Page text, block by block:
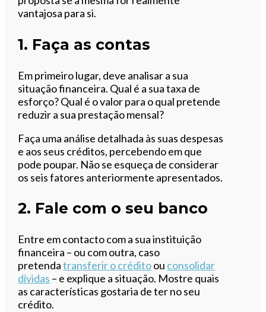
vantajosa para si.
1. Faça as contas
Em primeiro lugar, deve analisar a sua
situação financeira. Qual é a sua taxa de
esforço? Qual é o valor para o qual pretende
reduzir a sua prestação mensal?
Faça uma análise detalhada às suas despesas
e aos seus créditos, percebendo em que
pode poupar. Não se esqueça de considerar
os seis fatores anteriormente apresentados.
2. Fale com o seu banco
Entre em contacto com a sua instituição
financeira – ou com outra, caso
pretendatransferir o créditoou consolidar
dívidas – e explique a situação. Mostre quais
as características gostaria de ter no seu
crédito.